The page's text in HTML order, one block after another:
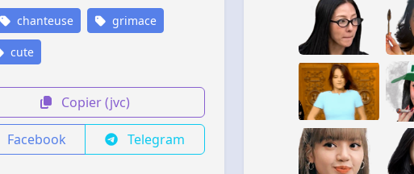
chanteuse grimace
cute
Copier (jvc)
Facebook Telegram